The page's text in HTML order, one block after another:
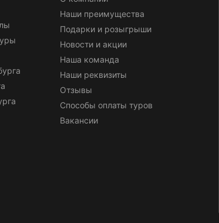
Наши преимущества
Подарки и розыгрыши
Новости и акции
Наша команда
Наши реквизиты
Отзывы
Способы оплаты туров
Вакансии